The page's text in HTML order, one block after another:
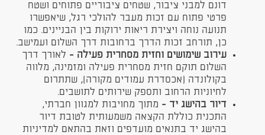
דונם למבני ציבור, שטחים ציבוריים פתוחים ושטח
פרטי פתוח עם זכות מעבר להולכי רגל, שיאפשרו
תנועה נוחה ויצירת ריאות ירוקות בין הבניינים. כמו
כן, תורחב זכות הדרך ברחובות דרך השלום ועמישב.
עירוב שימושים וחזית מסחרית פעילה - לאורך דרך
השלום תוקם חזית מסחרית פעילה ומזמינה, מלווה
בקולונדה (אכסדרת עמודים מקורה), שתתרום
לחיוניות הרחוב ותספק שירותים לתושבים.
דיור בהישג יד - מתוך מחויבות למגוון חברתי,
התכנית כוללת הקצאה משמעותית לטובת דיור
בהישג יד בתנאים מועדפים וזאת בהתאם למדיניות